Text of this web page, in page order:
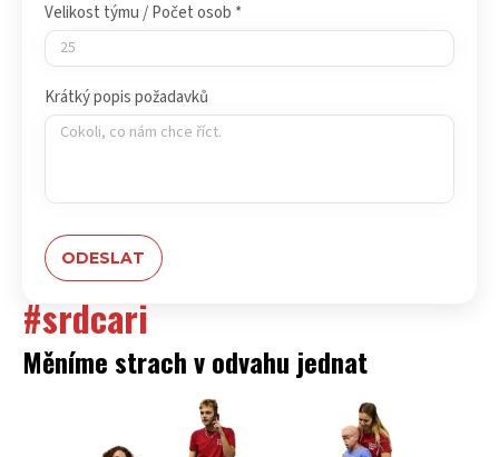
Velikost týmu / Počet osob *
Krátký popis požadavků
#srdcari
Měníme strach v odvahu jednat